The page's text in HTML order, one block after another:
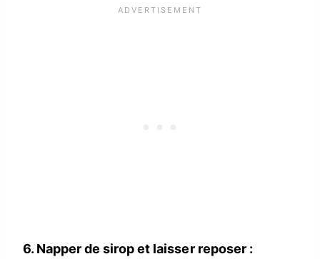
6. Napper de sirop et laisser reposer :